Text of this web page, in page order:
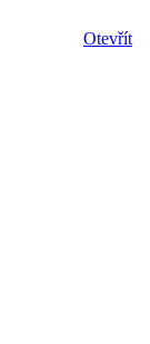
Otevřít